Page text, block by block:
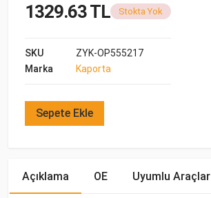
1329.63 TL Stokta Yok
SKU
ZYK-OP555217
Marka
Kaporta
Sepete Ekle
Açıklama OE Uyumlu Araçlar